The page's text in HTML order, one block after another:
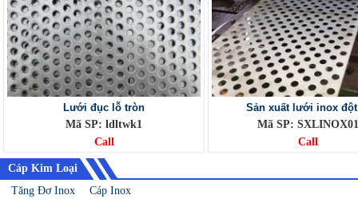
Lưới đục lỗ tròn
Mã SP: ldltwk1
Call
Sản xuất lưới inox
Mã SP: SXLINOX01
Call
Cáp Kim Loại
Tăng Đơ Inox
Cáp Inox